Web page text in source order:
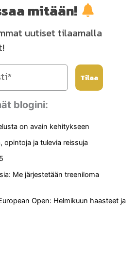
mitään!
uutiset tilaamalla
Tilaa
blogini:
on avain kehitykseen
opintoja ja tulevia reissuja
Me järjestetään treeniloma
Open: Helmikuun haasteet ja